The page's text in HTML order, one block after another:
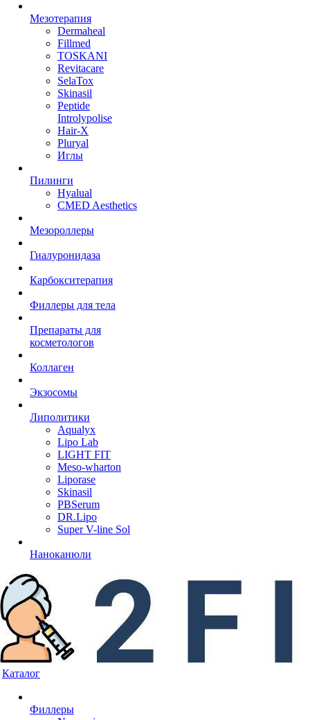
Мезотерапия
Dermaheal
Fillmed
TOSKANI
Revitacare
SelaTox
Skinasil
Peptide
Introlypolise
Hair-X
Pluryal
Иглы
Пилинги
Hyalual
CMED Aesthetics
Мезороллеры
Гиалуронидаза
Карбокситерапия
Филлеры для тела
Препараты для
косметологов
Коллаген
Экзосомы
Липолитики
Aqualyx
Lipo Lab
LIGHT FIT
Meso-wharton
Liporase
Skinasil
PBSerum
DR.Lipo
Super V-line Sol
Наноканюли
Каталог
Филлеры